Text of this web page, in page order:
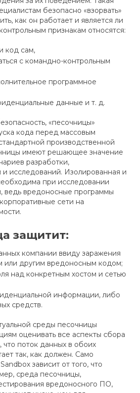
безопасно «взорвать»
как он работает и является ли
признакам относятся:
код сам,
с командно-контрольным
программное
данные и т. д.
«песочницы»
кода перед массовым
производственной
имеют решающее значение
разработки,
исследований. Изолированная и
при исследовании
ведь вредоносные программы
сети на
защитит:
компании ввиду заражения
другим вредоносным кодом;
над конкретным хостом и сетью
информации, либо
средств.
среды песочницы
оценивать все аспекты сбора
что поток данных в обоих
так, как должен. Само
зависит от того, что
среда песочницы,
вредоносного ПО,